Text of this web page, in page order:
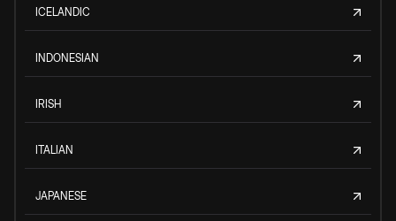
ICELANDIC
INDONESIAN
IRISH
ITALIAN
JAPANESE